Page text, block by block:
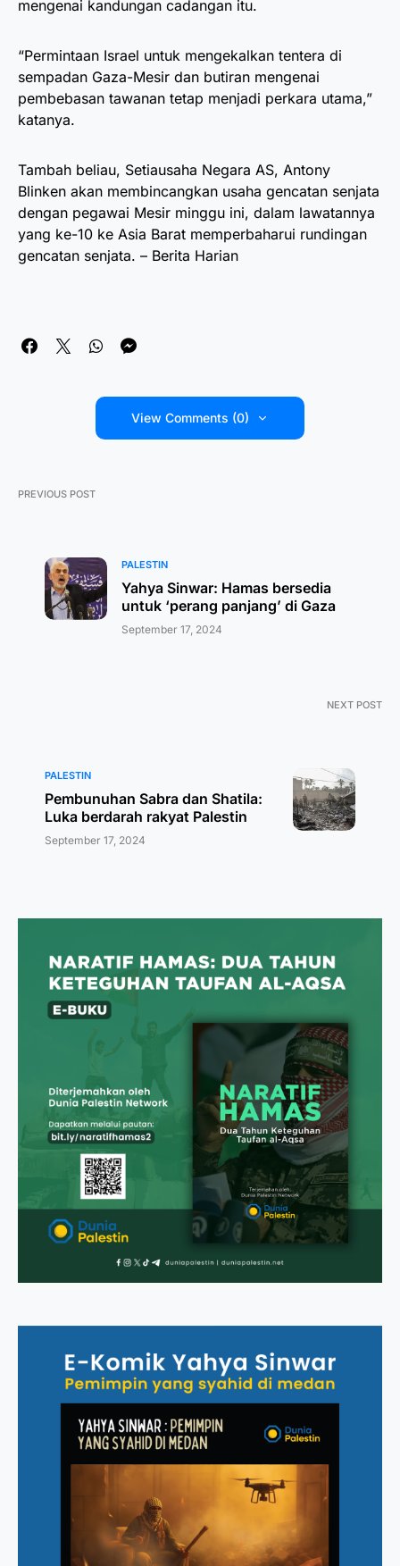
mengenai kandungan cadangan itu.
“Permintaan Israel untuk mengekalkan tentera di
sempadan Gaza-Mesir dan butiran mengenai
pembebasan tawanan tetap menjadi perkara utama,”
katanya.
Tambah beliau, Setiausaha Negara AS, Antony
Blinken akan membincangkan usaha gencatan senjata
dengan pegawai Mesir minggu ini, dalam lawatannya
yang ke-10 ke Asia Barat memperbaharui rundingan
gencatan senjata. – Berita Harian
View Comments (0)
PREVIOUS POST
PALESTIN
Yahya Sinwar: Hamas bersedia
untuk ‘perang panjang’ di Gaza
September 17, 2024
NEXT POST
PALESTIN
Pembunuhan Sabra dan Shatila:
Luka berdarah rakyat Palestin
September 17, 2024